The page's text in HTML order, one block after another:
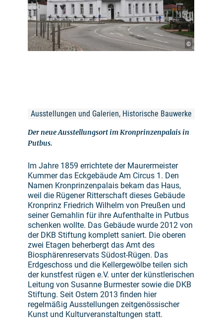
©
Ausstellungen und Galerien, Historische Bauwerke
Der neue Ausstellungsort im Kronprinzenpalais in
Putbus.
Im Jahre 1859 errichtete der Maurermeister
Kummer das Eckgebäude Am Circus 1. Den
Namen Kronprinzenpalais bekam das Haus,
weil die Rügener Ritterschaft dieses Gebäude
Kronprinz Friedrich Wilhelm von Preußen und
seiner Gemahlin für ihre Aufenthalte in Putbus
schenken wollte. Das Gebäude wurde 2012 von
der DKB Stiftung komplett saniert. Die oberen
zwei Etagen beherbergt das Amt des
Biosphärenreservats Südost-Rügen. Das
Erdgeschoss und die Kellergewölbe teilen sich
der kunstfest rügen e.V. unter der künstlerischen
Leitung von Susanne Burmester sowie die DKB
Stiftung. Seit Ostern 2013 finden hier
regelmäßig Ausstellungen zeitgenössischer
Kunst und Kulturveranstaltungen statt.